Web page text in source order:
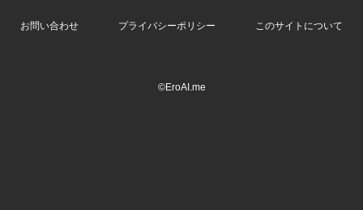
お問い合わせ プライバシーポリシー このサイトについて
©EroAI.me